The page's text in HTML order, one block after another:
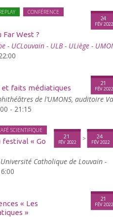
CONFÉRENCE
Far West ?
24
FÉV 2022
- UCLouvain - ULB- ULiège -
faits médiatiques
21
FÉV 2022
de l’UMONS, auditoire
- 21:15
SCIENTIFIQUE
festival « Go
21
FÉV 2022
> 24
FÉV 2022
Catholique de Louvain -
« Les
»
21
FÉV 2022